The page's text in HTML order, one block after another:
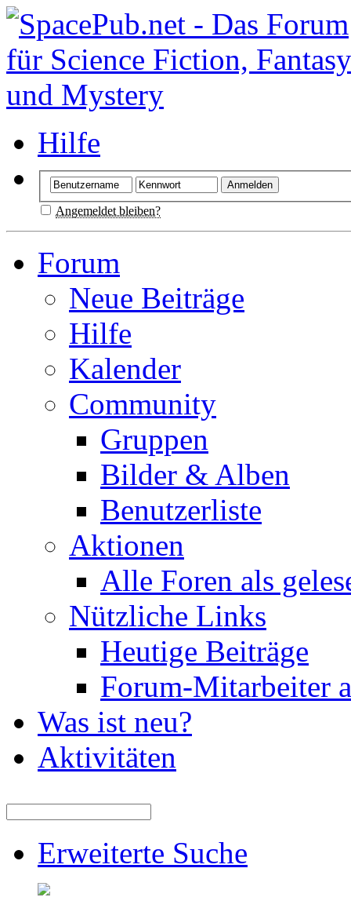
Hilfe
Angemeldet bleiben?
Forum
Neue Beiträge
Hilfe
Kalender
Community
Gruppen
Bilder & Alben
Benutzerliste
Aktionen
Alle Foren als
Nützliche Links
Heutige Beiträge
Forum-Mitarbeiter
Was ist neu?
Aktivitäten
Erweiterte Suche